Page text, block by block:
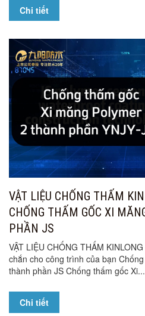
Chi tiết
VẬT LIỆU CHỐNG THẤM
CHỐNG THẤM GỐC XI
PHẦN JS
VẬT LIỆU CHỐNG THẤM
chắn cho công trình của bạn
thành phần JS Chống thấm gốc Xi...
Chi tiết